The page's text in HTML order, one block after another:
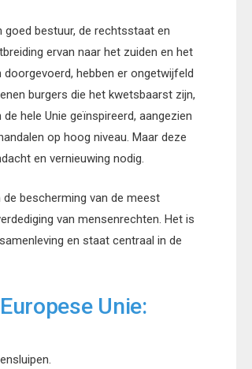
goed bestuur, de rechtsstaat en
ervan naar het zuiden en het
hebben er ongetwijfeld
burgers die het kwetsbaarst zijn,
hele Unie geïnspireerd, aangezien
op hoog niveau. Maar deze
en vernieuwing nodig.
bescherming van de meest
van mensenrechten. Het is
en staat centraal in de
Unie: